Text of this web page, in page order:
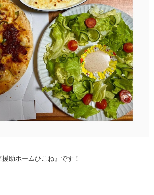
助ホームひこね』です！